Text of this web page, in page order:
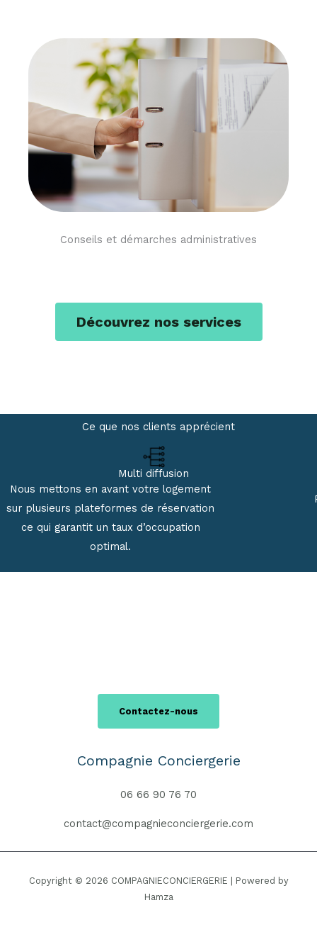
Conseils et démarches administratives
Découvrez nos services
Ce que nos clients apprécient
Multi diffusion
Nous mettons en avant votre logement
sur plusieurs plateformes de réservation
ce qui garantit un taux d’occupation
optimal.
Contactez-nous
Compagnie Conciergerie
06 66 90 76 70
contact@compagnieconciergerie.com
Copyright © 2026 COMPAGNIECONCIERGERIE | Powered by
Hamza